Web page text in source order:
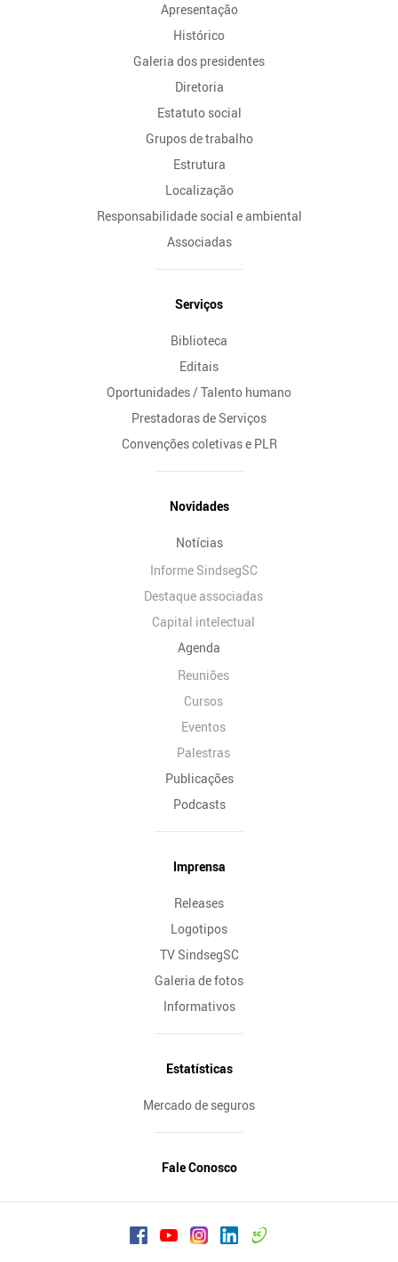
Apresentação
Histórico
Galeria dos presidentes
Diretoria
Estatuto social
Grupos de trabalho
Estrutura
Localização
Responsabilidade social e ambiental
Associadas
Serviços
Biblioteca
Editais
Oportunidades / Talento humano
Prestadoras de Serviços
Convenções coletivas e PLR
Novidades
Notícias
Informe SindsegSC
Destaque associadas
Capital intelectual
Agenda
Reuniões
Cursos
Eventos
Palestras
Publicações
Podcasts
Imprensa
Releases
Logotipos
TV SindsegSC
Galeria de fotos
Informativos
Estatísticas
Mercado de seguros
Fale Conosco